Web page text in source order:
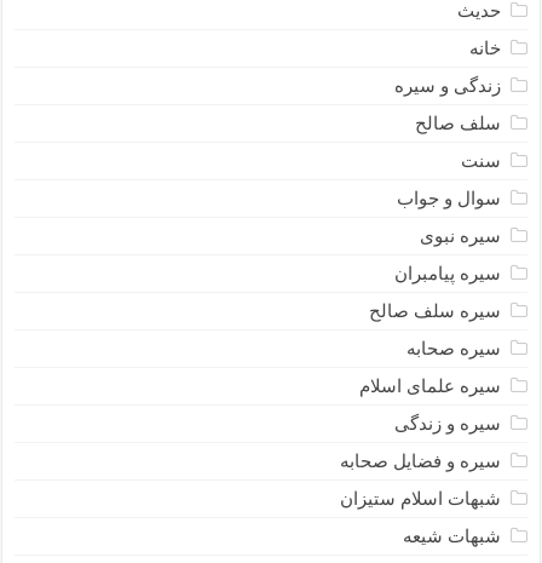
حدیث
خانه
زندگی و سیره
سلف صالح
سنت
سوال و جواب
سیره نبوى
سیره پیامبران
سیره سلف صالح
سیره صحابه
سیره علمای اسلام
سیره و زندگی
سیره و فضایل صحابه
شبهات اسلام ستیزان
شبهات شیعه